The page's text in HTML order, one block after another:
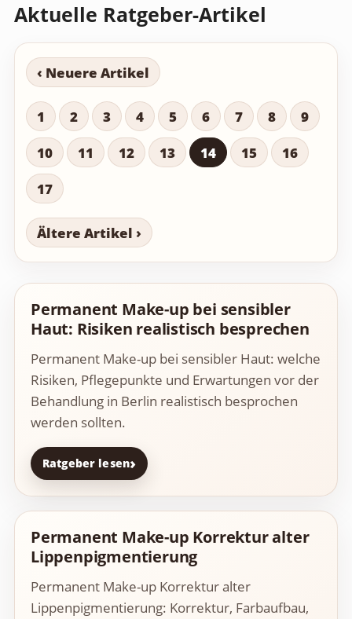
Aktuelle Ratgeber-Artikel
‹ Neuere Artikel
1 2 3 4 5 6 7 8
9
10
11 12 13 14 15
16
17
Ältere Artikel ›
Permanent Make-up bei sensibler
Haut: Risiken realistisch besprechen
Permanent Make-up bei sensibler Haut: welche
Risiken, Pflegepunkte und Erwartungen vor der
Behandlung in Berlin realistisch besprochen
werden sollten.
Ratgeber lesen
Permanent Make-up Korrektur alter
Lippenpigmentierung
Permanent Make-up Korrektur alter
Lippenpigmentierung: Korrektur, Farbaufbau,